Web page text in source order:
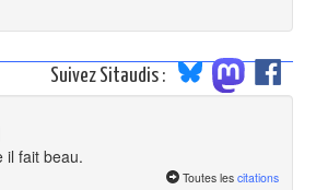
Suivez Sitaudis :
il fait beau.
Toutes les citations